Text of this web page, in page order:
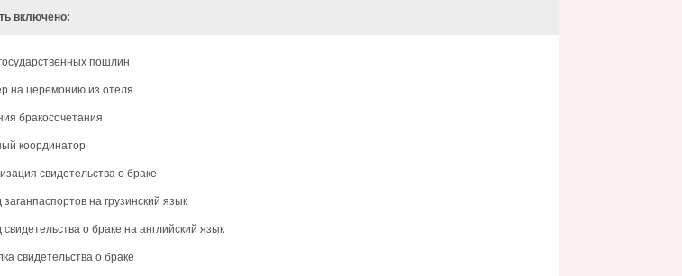
включено:
пошлин
на церемонию из отеля
бракосочетания
координатор
свидетельства о браке
на грузинский язык
свидетельства о браке на английский язык
свидетельства о браке